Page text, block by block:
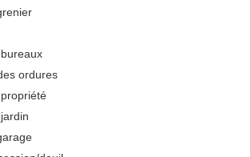
ordures